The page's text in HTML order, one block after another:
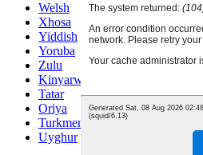
Welsh
Xhosa
Yiddish
Yoruba
Zulu
Kinyarwanda
Tatar
Oriya
Turkmen
Uyghur